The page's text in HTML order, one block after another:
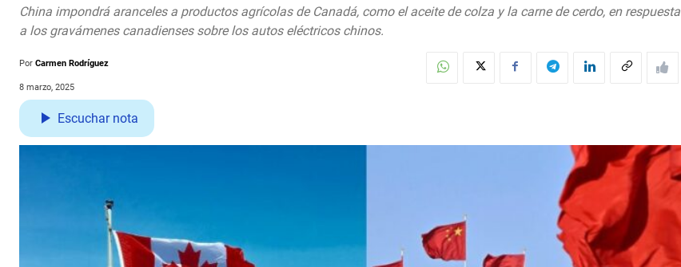
China impondrá aranceles a productos agrícolas de Canadá, como el aceite de colza y la carne de cerdo, en respuesta
a los gravámenes canadienses sobre los autos eléctricos chinos.
Por Carmen Rodríguez
8 marzo, 2025
Escuchar nota